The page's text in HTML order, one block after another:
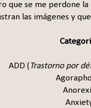
que se me perdone
las imágenes y
ADD (Trastorno por